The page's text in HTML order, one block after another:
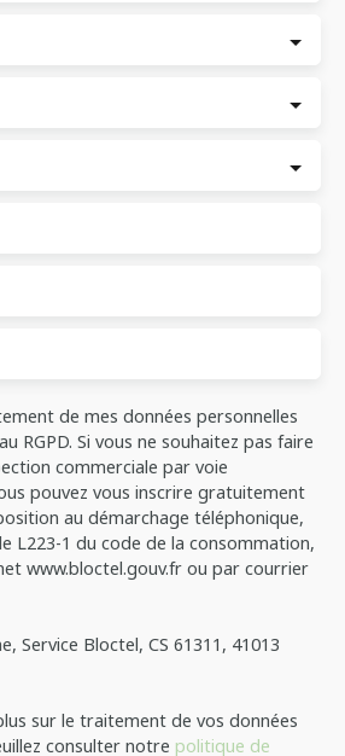
de mes données personnelles
RGPD. Si vous ne souhaitez pas faire
commerciale par voie
pouvez vous inscrire gratuitement
au démarchage téléphonique,
L223-1 du code de la consommation,
www.bloctel.gouv.fr ou par courrier
Service Bloctel, CS 61311, 41013
sur le traitement de vos données
consulter notre politique de